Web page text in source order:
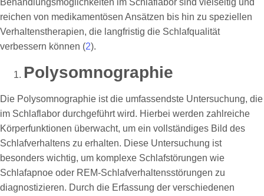
Behandlungsmöglichkeiten im Schlaflabor sind vielseitig und
reichen von medikamentösen Ansätzen bis hin zu speziellen
Verhaltenstherapien, die langfristig die Schlafqualität
verbessern können (2).
Polysomnographie
Die Polysomnographie ist die umfassendste Untersuchung, die
im Schlaflabor durchgeführt wird. Hierbei werden zahlreiche
Körperfunktionen überwacht, um ein vollständiges Bild des
Schlafverhaltens zu erhalten. Diese Untersuchung ist
besonders wichtig, um komplexe Schlafstörungen wie
Schlafapnoe oder REM-Schlafverhaltensstörungen zu
diagnostizieren. Durch die Erfassung der verschiedenen